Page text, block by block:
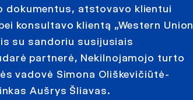
dokumentus, atstovavo klientui
konsultavo klientą „Western Union
su sandoriu susijusiais
partnerė, Nekilnojamojo turto
vadovė Simona Oliškevičiūtė-
Aušrys Šliavas.